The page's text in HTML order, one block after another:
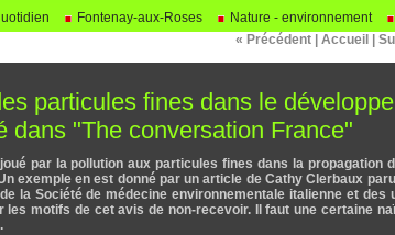
Fontenay-aux-Roses Nature - environnement
« Précédent
Accueil
particules fines dans le
dans "The conversation France"
par la pollution aux particules fines dans la
exemple en est donné par un article de Cathy Clerbaux
la Société de médecine environnementale italienne et
les motifs de cet avis de non-recevoir. Il faut une certaine